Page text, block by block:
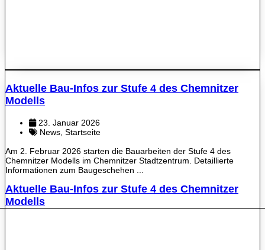
Aktuelle Bau-Infos zur Stufe 4 des Chemnitzer
Modells
23. Januar 2026
News Startseite
Am 2. Februar 2026 starten die Bauarbeiten der Stufe 4 des
Chemnitzer Modells im Chemnitzer Stadtzentrum. Detaillierte
Informationen zum Baugeschehen ...
Aktuelle Bau-Infos zur Stufe 4 des Chemnitzer
Modells